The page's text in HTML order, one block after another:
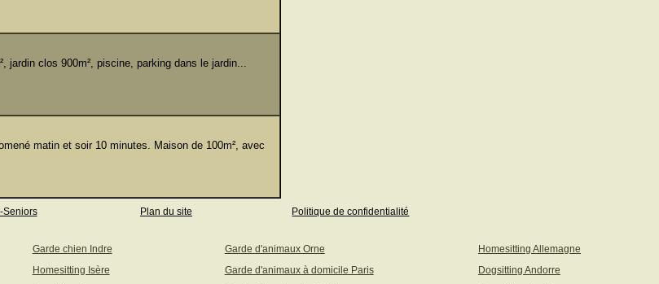
jardin clos 900m², piscine, parking dans le jardin...
matin et soir 10 minutes. Maison de 100m², avec
Seniors Plan du site Politique de confidentialité
Garde chien Indre Garde d'animaux Orne
Homesitting Allemagne
Homesitting Isère Garde d'animaux à domicile Paris
Dogsitting Andorre